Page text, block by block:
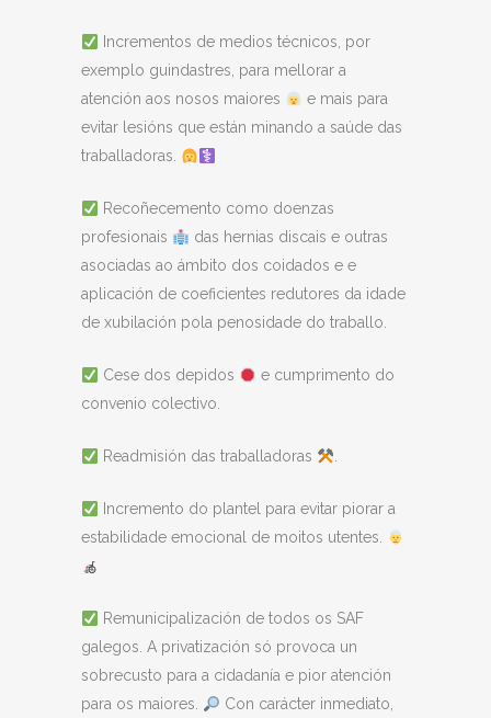
Incrementos de medios técnicos, por
exemplo guindastres, para mellorar a
atención aos nosos maiores
e mais para
evitar lesións que están minando a saúde das
traballadoras.
Recoñecemento como doenzas
profesionais
das hernias discais e outras
asociadas ao ámbito dos coidados e e
aplicación de coeficientes redutores da idade
de xubilación pola penosidade do traballo.
Cese dos depidos
e cumprimento do
convenio colectivo.
Readmisión das traballadoras .
Incremento do plantel para evitar piorar a
estabilidade emocional de moitos utentes.
Remunicipalización de todos os SAF
galegos. A privatización só provoca un
sobrecusto para a cidadanía e pior atención
para os maiores.
Con carácter inmediato,